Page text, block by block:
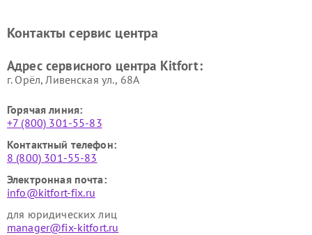
Kitfort
Kitfort
Kitfort
Kitfort
Контакты сервис центра
Адрес сервисного центра Kitfort:
г. Орёл, Ливенская ул., 68А
Горячая линия:
+7 (800) 301-55-83
Контактный телефон:
8 (800) 301-55-83
Электронная почта:
info@kitfort-fix.ru
для юридических лиц
manager@fix-kitfort.ru